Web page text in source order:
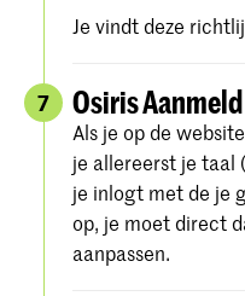
Je vindt deze
7 Osiris Aanmeld
Als je op de
je allereerst je taal
je inlogt met de je
op, je moet direct
aanpassen.